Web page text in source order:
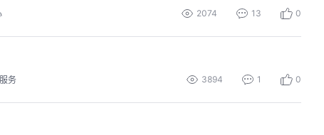
2074 13 0
务 3894 1 0